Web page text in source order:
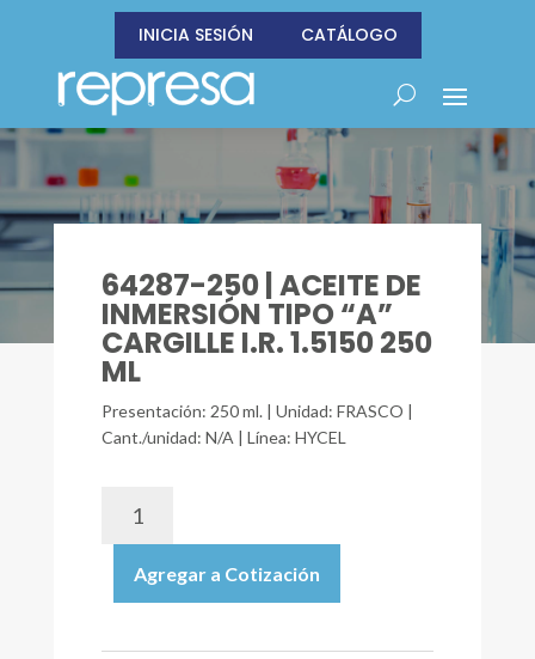
INICIA SESIÓN CATÁLOGO
64287-250 | ACEITE DE
INMERSIÓN TIPO “A”
CARGILLE I.R. 1.5150 250
ML
Presentación: 250 ml. | Unidad: FRASCO |
Cant./unidad: N/A | Línea: HYCEL
ACEITE
DE
Agregar a Cotización